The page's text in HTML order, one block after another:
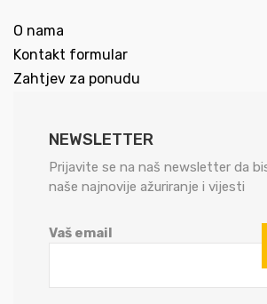
O nama
Kontakt formular
Zahtjev za ponudu
NEWSLETTER
Prijavite se na naš newsletter da
naše najnovije ažuriranje i vijesti
Vaš email